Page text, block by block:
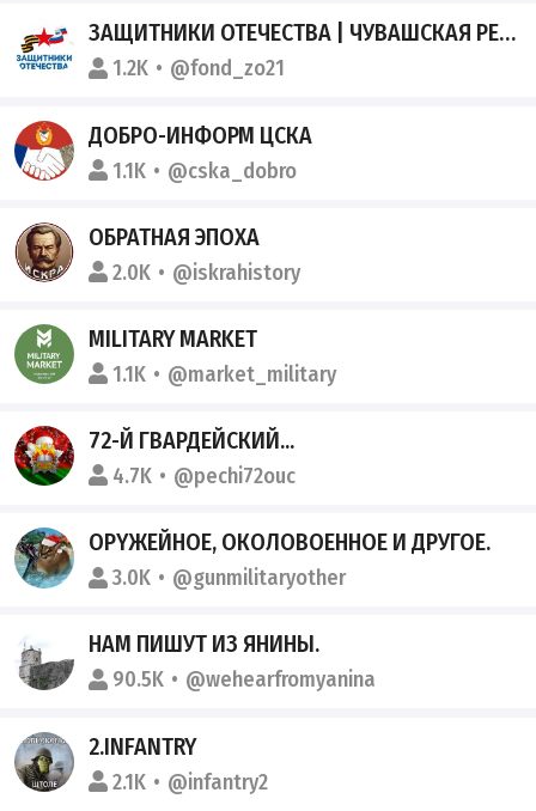
ЗАЩИТНИКИ ОТЕЧЕСТВА | ЧУВАШСКАЯ РЕСПУБЛИКА
1.2K @fond_zo21
ДОБРО-ИНФОРМ ЦСКА
1.1K @cska_dobro
ОБРАТНАЯ ЭПОХА
2.0K @iskrahistory
MILITARY MARKET
1.1K @market_military
72-Й ГВАРДЕЙСКИЙ...
4.7K @pechi72ouc
ОРYЖЕЙНOЕ, OКОЛОВOEННОЕ И ДРУГОЕ.
3.0K @gunmilitaryother
НАМ ПИШУТ ИЗ ЯНИНЫ.
90.5K @wehearfromyanina
2.INFANTRY
2.1K @infantry2